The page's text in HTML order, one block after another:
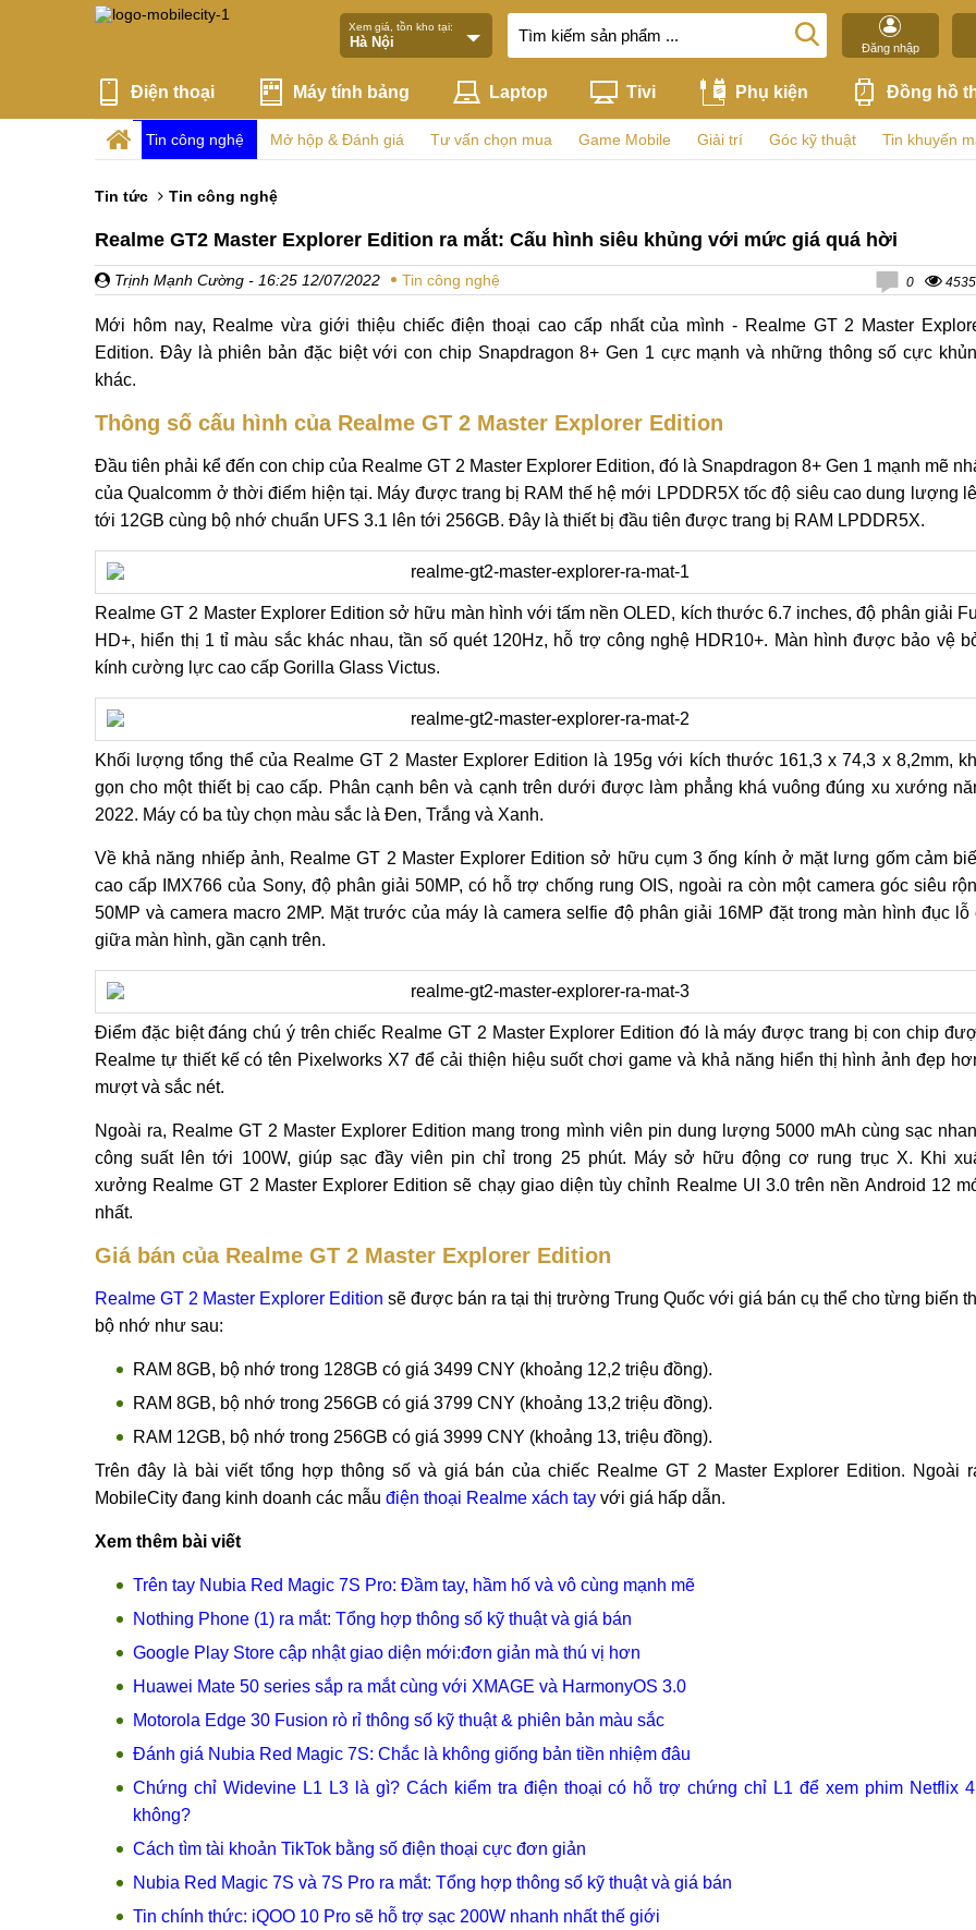
Xem giá, tồn kho tại:
Đăng nhập
Điện thoại Máy tính bảng Laptop Tivi Phụ kiện Đồng hồ
Tin công nghệ Mở hộp & Đánh giá Tư vấn chọn mua Game Mobile Giải trí Góc kỹ thuật Tin khuyến
Tin tức Tin công nghệ
Realme GT2 Master Explorer Edition ra mắt: Cấu hình siêu khủng với mức giá quá hời
Trịnh Mạnh Cường - 16:25 12/07/2022 Tin công nghệ 0 4535
Mới hôm nay, Realme vừa giới thiệu chiếc điện thoại cao cấp nhất của mình - Realme GT 2 Master
Edition. Đây là phiên bản đặc biệt với con chip Snapdragon 8+ Gen 1 cực mạnh và những thông số cực
khác.
Thông số cấu hình của Realme GT 2 Master Explorer Edition
Đầu tiên phải kể đến con chip của Realme GT 2 Master Explorer Edition, đó là Snapdragon 8+ Gen 1 mạnh mẽ
của Qualcomm ở thời điểm hiện tại. Máy được trang bị RAM thế hệ mới LPDDR5X tốc độ siêu cao dung lượng
tới 12GB cùng bộ nhớ chuẩn UFS 3.1 lên tới 256GB. Đây là thiết bị đầu tiên được trang bị RAM LPDDR5X.
Realme GT 2 Master Explorer Edition sở hữu màn hình với tấm nền OLED, kích thước 6.7 inches, độ phân giải
HD+, hiển thị 1 tỉ màu sắc khác nhau, tần số quét 120Hz, hỗ trợ công nghệ HDR10+. Màn hình được bảo vệ
kính cường lực cao cấp Gorilla Glass Victus.
Khối lượng tổng thể của Realme GT 2 Master Explorer Edition là 195g với kích thước 161,3 x 74,3 x 8,2mm,
gọn cho một thiết bị cao cấp. Phân cạnh bên và cạnh trên dưới được làm phẳng khá vuông đúng xu xướng
2022. Máy có ba tùy chọn màu sắc là Đen, Trắng và Xanh.
Về khả năng nhiếp ảnh, Realme GT 2 Master Explorer Edition sở hữu cụm 3 ống kính ở mặt lưng gốm cảm
cao cấp IMX766 của Sony, độ phân giải 50MP, có hỗ trợ chống rung OIS, ngoài ra còn một camera góc siêu
50MP và camera macro 2MP. Mặt trước của máy là camera selfie độ phân giải 16MP đặt trong màn hình đục lỗ
giữa màn hình, gần cạnh trên.
Điểm đặc biệt đáng chú ý trên chiếc Realme GT 2 Master Explorer Edition đó là máy được trang bị con chip
Realme tự thiết kế có tên Pixelworks X7 để cải thiện hiệu suốt chơi game và khả năng hiển thị hình ảnh đẹp
mượt và sắc nét.
Ngoài ra, Realme GT 2 Master Explorer Edition mang trong mình viên pin dung lượng 5000 mAh cùng sạc
công suất lên tới 100W, giúp sạc đầy viên pin chỉ trong 25 phút. Máy sở hữu động cơ rung trục X. Khi
xưởng Realme GT 2 Master Explorer Edition sẽ chạy giao diện tùy chỉnh Realme UI 3.0 trên nền Android 12
nhất.
Giá bán của Realme GT 2 Master Explorer Edition
Realme GT 2 Master Explorer Edition sẽ được bán ra tại thị trường Trung Quốc với giá bán cụ thể cho từng biến
bộ nhớ như sau:
RAM 8GB, bộ nhớ trong 128GB có giá 3499 CNY (khoảng 12,2 triệu đồng).
RAM 8GB, bộ nhớ trong 256GB có giá 3799 CNY (khoảng 13,2 triệu đồng).
RAM 12GB, bộ nhớ trong 256GB có giá 3999 CNY (khoảng 13, triệu đồng).
Trên đây là bài viết tổng hợp thông số và giá bán của chiếc Realme GT 2 Master Explorer Edition. Ngoài
MobileCity đang kinh doanh các mẫu điện thoại Realme xách tay với giá hấp dẫn.
Xem thêm bài viết
Trên tay Nubia Red Magic 7S Pro: Đầm tay, hầm hố và vô cùng mạnh mẽ
Nothing Phone (1) ra mắt: Tổng hợp thông số kỹ thuật và giá bán
Google Play Store cập nhật giao diện mới:đơn giản mà thú vị hơn
Huawei Mate 50 series sắp ra mắt cùng với XMAGE và HarmonyOS 3.0
Motorola Edge 30 Fusion rò rỉ thông số kỹ thuật & phiên bản màu sắc
Đánh giá Nubia Red Magic 7S: Chắc là không giống bản tiền nhiệm đâu
Chứng chỉ Widevine L1 L3 là gì? Cách kiểm tra điện thoại có hỗ trợ chứng chỉ L1 để xem phim Netflix
không?
Cách tìm tài khoản TikTok bằng số điện thoại cực đơn giản
Nubia Red Magic 7S và 7S Pro ra mắt: Tổng hợp thông số kỹ thuật và giá bán
Tin chính thức: iQOO 10 Pro sẽ hỗ trợ sạc 200W nhanh nhất thế giới